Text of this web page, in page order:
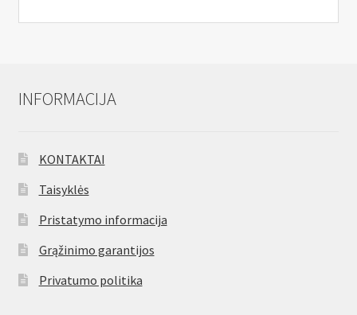
INFORMACIJA
KONTAKTAI
Taisyklės
Pristatymo informacija
Grąžinimo garantijos
Privatumo politika